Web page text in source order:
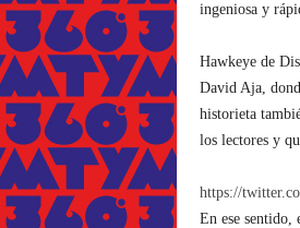
ingeniosa y
Hawkeye de
David Aja,
historieta
los lectores y
https://
En ese sentido,